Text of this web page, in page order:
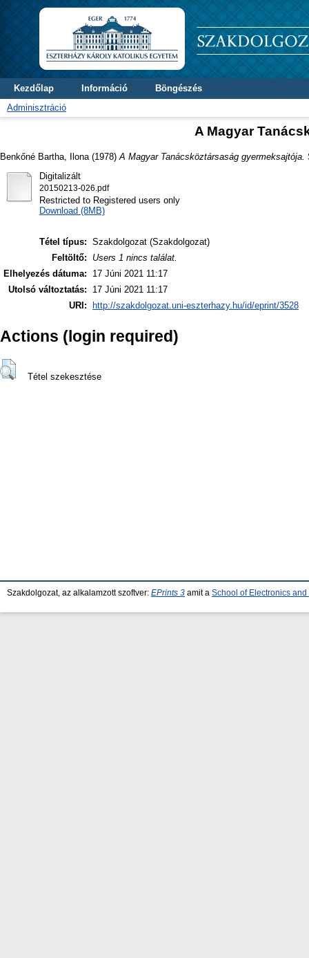
Kezdőlap Információ
Böngészés
Adminisztráció
A Magyar
Benkőné Bartha, Ilona (1978) A Magyar Tanácsköztársaság gyermeksajtója.
Digitalizált
20150213-026.pdf
Restricted to Registered users only
Download (8MB)
Tétel típus: Szakdolgozat (Szakdolgozat)
Feltöltő:
Users 1 nincs találat.
Elhelyezés dátuma:
17 Júni 2021 11:17
Utolsó változtatás:
17 Júni 2021 11:17
URI:
http://szakdolgozat.uni-eszterhazy.hu/id/eprint/3528
Actions (login required)
Tétel szekesztése
Szakdolgozat, az alkalamzott szoftver: EPrints 3 amit a School of Electronics